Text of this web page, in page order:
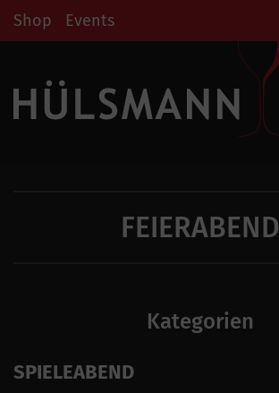
Shop Events
FEIERABEND
Kategorien
SPIELEABEND